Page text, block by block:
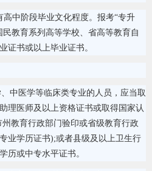
高中阶段毕业文化程度。报考“专升
教育系列高等学校、省高等教育自
证书或以上毕业证书。
中医学等临床类专业的人员，应当取
理医师及以上资格证书或取得国家认
教育行政部门验印或省级教育行政
业学历证书);或者县级及以上卫生行
历或中专水平证书。